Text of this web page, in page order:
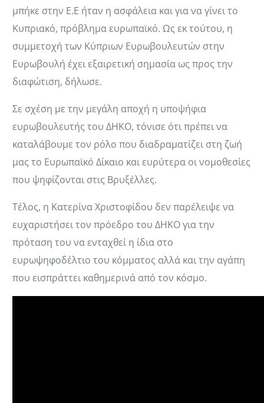
μπήκε στην Ε.Ε ήταν η ασφάλεια και για να γίνει το
Κυπριακό, πρόβλημα ευρωπαϊκό. Ως εκ τούτου, η
συμμετοχή των Κύπριων Ευρωβουλευτών στην
Ευρωβουλή έχει εξαιρετική σημασία ως προς την
διαφώτιση, δήλωσε.
Σε σχέση με την μεγάλη αποχή η υποψήφια
ευρωβουλευτής του ΔΗΚΟ, τόνισε ότι πρέπει να
καταλάβουμε τον ρόλο που διαδραματίζει στη ζωή
μας το Ευρωπαϊκό Δίκαιο και ευρύτερα οι νομοθεσίες
που ψηφίζονται στις Βρυξέλλες.
Τέλος, η Κατερίνα Χριστοφίδου δεν παρέλειψε να
ευχαριστήσει τον πρόεδρο του ΔΗΚΟ για την
πρόταση του να ενταχθεί η ίδια στο
ευρωψηφοδέλτιο του κόμματος αλλά και την αγάπη
που εισπράττει καθημερινά από τον κόσμο.